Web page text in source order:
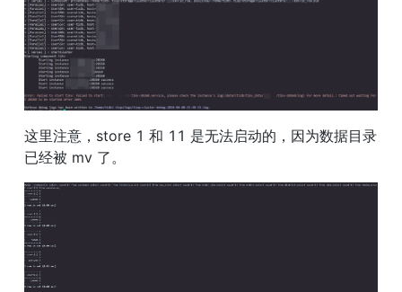
这里注意，store 1 和 11 是无法启动的，因为数据目录
已经被 mv 了。